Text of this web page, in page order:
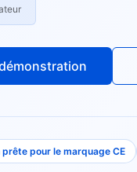
pour le marquage CE